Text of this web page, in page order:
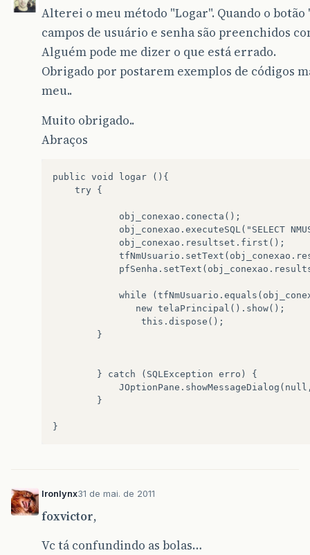
Alterei o meu método "Logar". Quando o botão
campos de usuário e senha são preenchidos
Alguém pode me dizer o que está errado.
Obrigado por postarem exemplos de códigos
meu..
Muito obrigado..
Abraços
public void logar (){
    try {
            obj_conexao.conecta();
obj_conexao.executeSQL("SELECT
            obj_conexao.resultset.first();
while
               new telaPrincipal().show();
                this.dispose();
        }
        } catch (SQLException erro) {
        }
Ironlynx31 de mai. de 2011
foxvictor,
Vc tá confundindo as bolas…